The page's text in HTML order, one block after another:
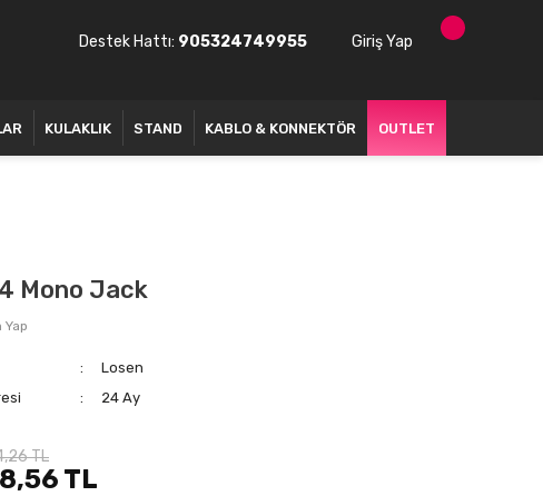
Destek Hattı: 905324749955 Giriş Yap
KULAKLIK STAND KABLO & KONNEKTÖR OUTLET
Mono Jack
Yap
Losen
24 Ay
TL
TL